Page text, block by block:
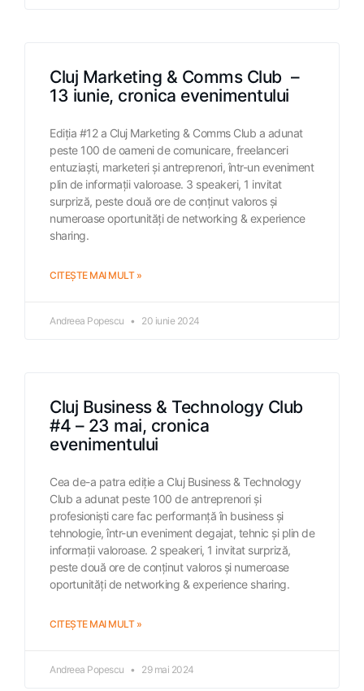
Cluj Marketing & Comms Club –
13 iunie, cronica evenimentului
Ediția #12 a Cluj Marketing & Comms Club a adunat
peste 100 de oameni de comunicare, freelanceri
entuziaști, marketeri și antreprenori, într-un eveniment
plin de informații valoroase. 3 speakeri, 1 invitat
surpriză, peste două ore de conținut valoros și
numeroase oportunități de networking & experience
sharing.
CITEȘTE MAI MULT »
Andreea Popescu 20 iunie 2024
Cluj Business & Technology Club
#4 – 23 mai, cronica
evenimentului
Cea de-a patra ediție a Cluj Business & Technology
Club a adunat peste 100 de antreprenori și
profesioniști care fac performanță în business și
tehnologie, într-un eveniment degajat, tehnic și plin de
informații valoroase. 2 speakeri, 1 invitat surpriză,
peste două ore de conținut valoros și numeroase
oportunități de networking & experience sharing.
CITEȘTE MAI MULT »
Andreea Popescu 29 mai 2024